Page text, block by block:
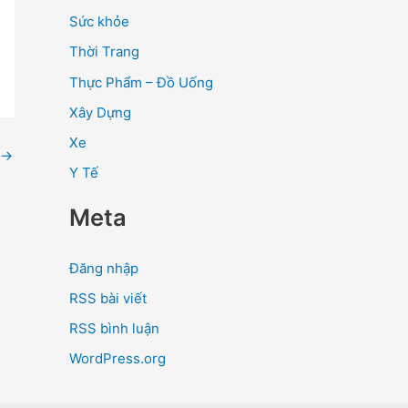
→
Sức khỏe
Thời Trang
Thực Phẩm – Đồ Uống
Xây Dựng
Xe
Y Tế
Meta
Đăng nhập
RSS bài viết
RSS bình luận
WordPress.org